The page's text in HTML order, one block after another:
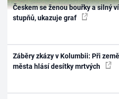
Českem se ženou bouřky a silný
stupňů, ukazuje graf
Záběry zkázy v Kolumbii: Při
města hlásí desítky mrtvých